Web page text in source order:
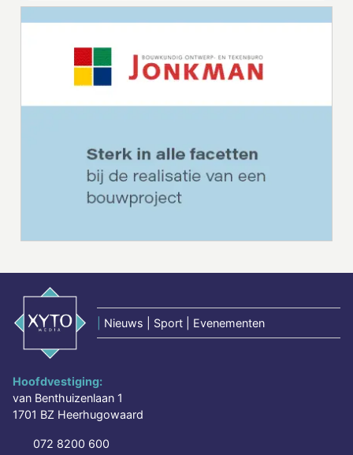
Nieuws | Sport | Evenementen
Hoofdvestiging:
van Benthuizenlaan 1
1701 BZ Heerhugowaard
072 8200 600